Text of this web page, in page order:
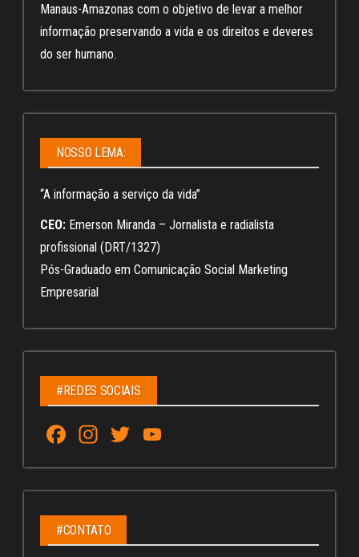
Manaus-Amazonas com o objetivo de levar a melhor
informação preservando a vida e os direitos e deveres
do ser humano.
NOSSO LEMA:
“A informação a serviço da vida”
CEO: Emerson Miranda – Jornalista e radialista
profissional (DRT/1327)
Pós-Graduado em Comunicação Social Marketing
Empresarial
#REDES SOCIAIS
Fa
ce
bo
ok
In
st
ag
ra
m
T
wi
tt
u
Tu
C
#CONTATO